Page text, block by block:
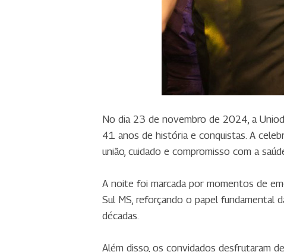
No dia 23 de novembro de 2024, a
41 anos de história e conquistas. A
união, cuidado e compromisso com a
A noite foi marcada por momentos de
Sul MS, reforçando o papel fundamental
décadas.
Além disso, os convidados desfrutaram